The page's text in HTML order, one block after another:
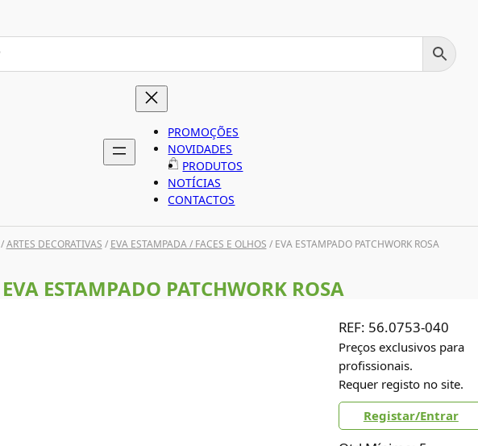
PROMOÇÕES
NOVIDADES
PRODUTOS
NOTÍCIAS
CONTACTOS
/ARTES DECORATIVAS / EVA ESTAMPADA / FACES E OLHOS / EVA ESTAMPADO PATCHWORK ROSA
EVA ESTAMPADO PATCHWORK ROSA
REF: 56.0753-040
Preços exclusivos para
profissionais.
Requer registo no site.
Registar/Entrar